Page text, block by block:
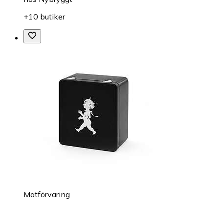
+10 butiker
Matförvaring